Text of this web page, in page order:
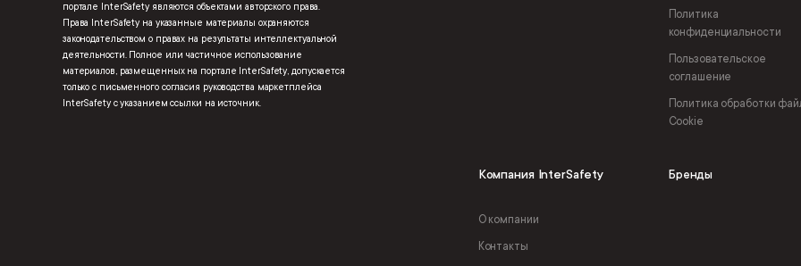
портале InterSafety являются объектами авторского права.
Права InterSafety на указанные материалы охраняются
законодательством о правах на результаты интеллектуальной
деятельности. Полное или частичное использование
материалов, размещенных на портале InterSafety, допускается
только с письменного согласия руководства маркетплейса
InterSafety с указанием ссылки на источник.
Политика
конфиденциальности
Пользовательское
соглашение
Политика обработки
Cookie
Компания InterSafety
О компании
Контакты
Бренды